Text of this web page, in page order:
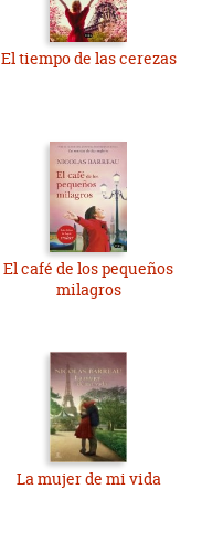
El tiempo de las cerezas
El café de los pequeños
milagros
La mujer de mi vida